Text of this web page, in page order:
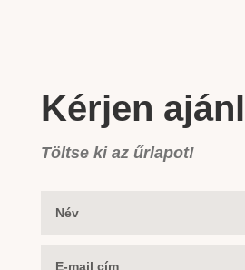
Kérjen
Töltse ki az űrlapot!